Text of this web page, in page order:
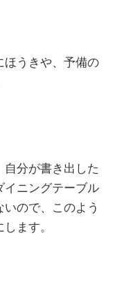
ほうきや、予備の
分が書き出した
イニングテーブル
ので、このよう
ます。